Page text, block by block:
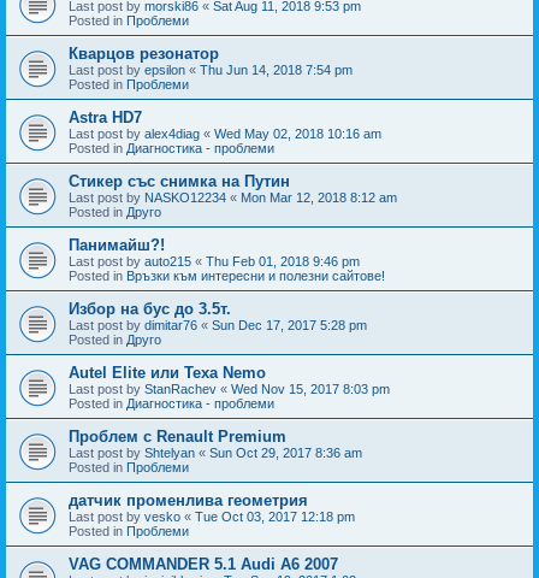
Last post by morski86 « Sat Aug 11, 2018 9:53 pm
Posted in Проблеми
Кварцов резонатор
Last post by epsilon « Thu Jun 14, 2018 7:54 pm
Posted in Проблеми
Astra HD7
Last post by alex4diag « Wed May 02, 2018 10:16 am
Posted in Диагностика - проблеми
Стикер със снимка на Путин
Last post by NASKO12234 « Mon Mar 12, 2018 8:12 am
Posted in Друго
Панимайш?!
Last post by auto215 « Thu Feb 01, 2018 9:46 pm
Posted in Връзки към интересни и полезни сайтове!
Избор на бус до 3.5т.
Last post by dimitar76 « Sun Dec 17, 2017 5:28 pm
Posted in Друго
Autel Elite или Texa Nemo
Last post by StanRachev « Wed Nov 15, 2017 8:03 pm
Posted in Диагностика - проблеми
Проблем с Renault Premium
Last post by Shtelyan « Sun Oct 29, 2017 8:36 am
Posted in Проблеми
датчик променлива геометрия
Last post by vesko « Tue Oct 03, 2017 12:18 pm
Posted in Проблеми
VAG COMMANDER 5.1 Audi A6 2007